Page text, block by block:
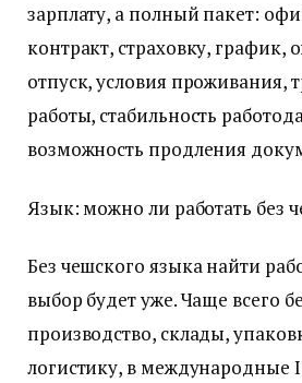
зарплату, а полный пакет:
контракт, страховку, график,
отпуск, условия проживания,
работы, стабильность
возможность продления
Язык: можно ли работать без
Без чешского языка найти
выбор будет уже. Чаще всего
производство, склады,
логистику, в